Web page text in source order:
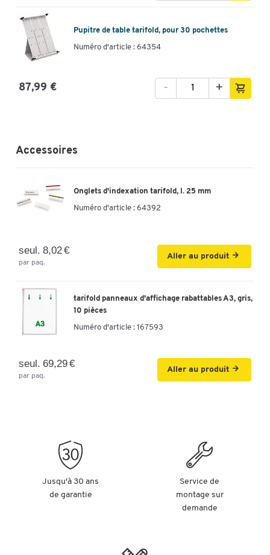
Pupitre de table tarifold, pour 30 pochettes
Numéro d'article : 64354
87,99 € +
-
Accessoires
Onglets d'indexation tarifold, l. 25 mm
Numéro d'article : 64392
seul. 8,02 €
par paq.
Aller au produit
tarifold panneaux d'affichage rabattables A3, gris,
10 pièces
Numéro d'article : 167593
seul. 69,29 €
par paq.
Aller au produit
Jusqu'à 30 ans
de garantie
Service de
montage sur
demande